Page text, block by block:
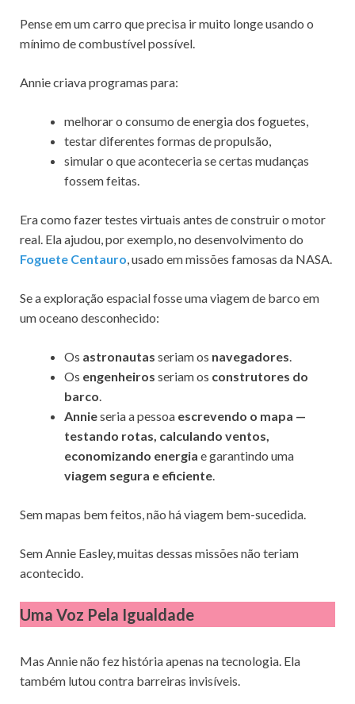
Pense em um carro que precisa ir muito longe usando o
mínimo de combustível possível.
Annie criava programas para:
melhorar o consumo de energia dos foguetes,
testar diferentes formas de propulsão,
simular o que aconteceria se certas mudanças
fossem feitas.
Era como fazer testes virtuais antes de construir o motor
real. Ela ajudou, por exemplo, no desenvolvimento do
Foguete Centauro, usado em missões famosas da NASA.
Se a exploração espacial fosse uma viagem de barco em
um oceano desconhecido:
Os astronautas seriam os navegadores.
Os engenheiros seriam os construtores do
barco.
Annieseria a pessoa escrevendo o mapa —
testando rotas, calculando ventos,
economizando energia e garantindo uma
viagem segura e eficiente.
Sem mapas bem feitos, não há viagem bem-sucedida.
Sem Annie Easley, muitas dessas missões não teriam
acontecido.
Uma Voz Pela Igualdade
Mas Annie não fez história apenas na tecnologia. Ela
também lutou contra barreiras invisíveis.